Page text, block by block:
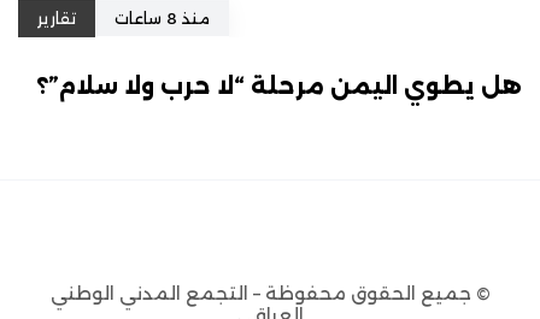
منذ 8 ساعات تقارير
هل يطوي اليمن مرحلة “لا حرب ولا سلام”؟
© جميع الحقوق محفوظة – التجمع المدني الوطني